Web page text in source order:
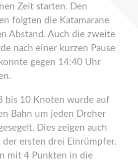
Zeit starten. Den
folgten die Katamarane
Abstand. Auch die zweite
nach einer kurzen Pause
gegen 14:40 Uhr
bis 10 Knoten wurde auf
Bahn um jeden Dreher
Dies zeigen auch
der ersten drei Einrümpfer.
mit 4 Punkten in die